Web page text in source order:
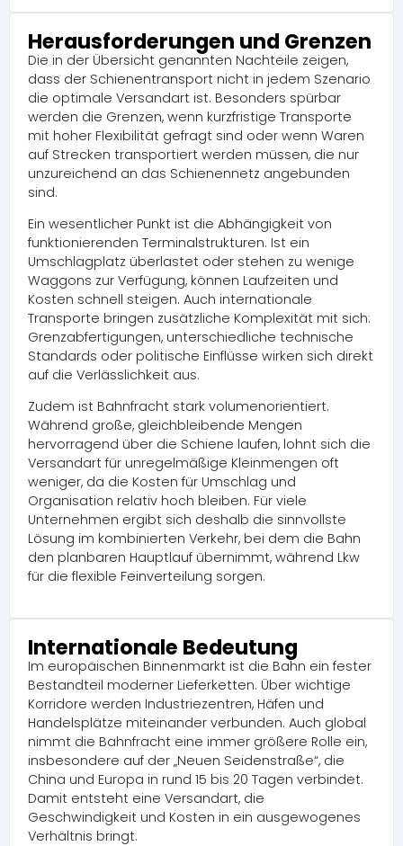
Herausforderungen und Grenzen
Die in der Übersicht genannten Nachteile zeigen,
dass der Schienentransport nicht in jedem Szenario
die optimale Versandart ist. Besonders spürbar
werden die Grenzen, wenn kurzfristige Transporte
mit hoher Flexibilität gefragt sind oder wenn Waren
auf Strecken transportiert werden müssen, die nur
unzureichend an das Schienennetz angebunden
sind.
Ein wesentlicher Punkt ist die Abhängigkeit von
funktionierenden Terminalstrukturen. Ist ein
Umschlagplatz überlastet oder stehen zu wenige
Waggons zur Verfügung, können Laufzeiten und
Kosten schnell steigen. Auch internationale
Transporte bringen zusätzliche Komplexität mit sich:
Grenzabfertigungen, unterschiedliche technische
Standards oder politische Einflüsse wirken sich direkt
auf die Verlässlichkeit aus.
Zudem ist Bahnfracht stark volumenorientiert.
Während große, gleichbleibende Mengen
hervorragend über die Schiene laufen, lohnt sich die
Versandart für unregelmäßige Kleinmengen oft
weniger, da die Kosten für Umschlag und
Organisation relativ hoch bleiben. Für viele
Unternehmen ergibt sich deshalb die sinnvollste
Lösung im kombinierten Verkehr, bei dem die Bahn
den planbaren Hauptlauf übernimmt, während Lkw
für die flexible Feinverteilung sorgen.
Internationale Bedeutung
Im europäischen Binnenmarkt ist die Bahn ein fester
Bestandteil moderner Lieferketten. Über wichtige
Korridore werden Industriezentren, Häfen und
Handelsplätze miteinander verbunden. Auch global
nimmt die Bahnfracht eine immer größere Rolle ein,
insbesondere auf der „Neuen Seidenstraße“, die
China und Europa in rund 15 bis 20 Tagen verbindet.
Damit entsteht eine Versandart, die
Geschwindigkeit und Kosten in ein ausgewogenes
Verhältnis bringt.